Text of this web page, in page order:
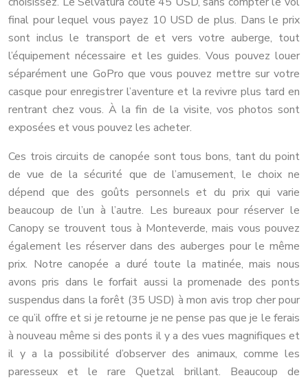
final pour lequel vous payez 10 USD de plus. Dans le prix
sont inclus le transport de et vers votre auberge, tout
l’équipement nécessaire et les guides. Vous pouvez louer
séparément une GoPro que vous pouvez mettre sur votre
casque pour enregistrer l’aventure et la revivre plus tard en
rentrant chez vous. À la fin de la visite, vos photos sont
exposées et vous pouvez les acheter.
Ces trois circuits de canopée sont tous bons, tant du point
de vue de la sécurité que de l’amusement, le choix ne
dépend que des goûts personnels et du prix qui varie
beaucoup de l’un à l’autre. Les bureaux pour réserver le
Canopy se trouvent tous à Monteverde, mais vous pouvez
également les réserver dans des auberges pour le même
prix. Notre canopée a duré toute la matinée, mais nous
avons pris dans le forfait aussi la promenade des ponts
suspendus dans la forêt (35 USD) à mon avis trop cher pour
ce qu’il offre et si je retourne je ne pense pas que je le ferais
à nouveau même si des ponts il y a des vues magnifiques et
il y a la possibilité d’observer des animaux, comme les
paresseux et le rare Quetzal brillant. Beaucoup de